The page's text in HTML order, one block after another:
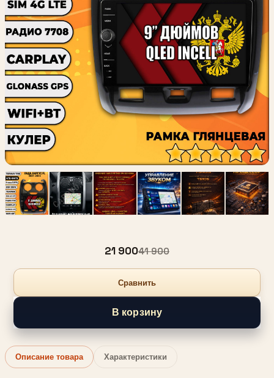
21 90041 900
Сравнить
В корзину
Описание товара Характеристики